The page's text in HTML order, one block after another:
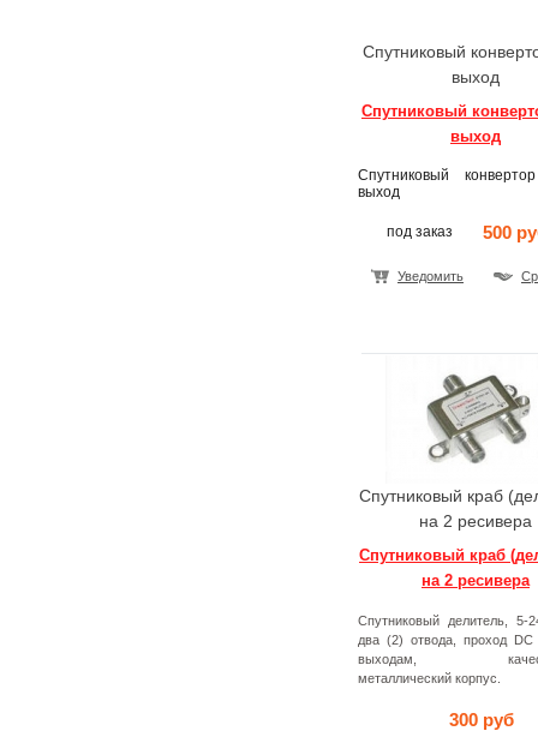
Спутниковый
выход
Спутниковый
выход
Спутниковый
выход
под заказ 500
Уведомить
Спутниковый краб
на 2 ресивера
Спутниковый краб
на 2 ресивера
Спутниковый делитель, 5-
два (2) отвода, проход
выходам,
металлический корпус.
300 руб